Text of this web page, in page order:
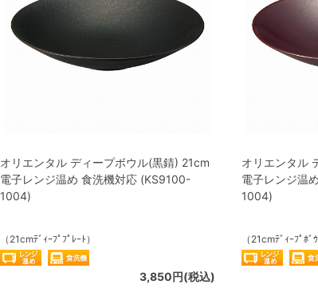
オリエンタル ディープボウル(黒錆) 21cm
電子レンジ温め 食洗機対応 (KS9100-
1004)
（21cmﾃﾞｨｰﾌﾟﾌﾟﾚｰﾄ）
3,850円(税込)
オリエンタル
電子レンジ温
1004)
（21cmﾃﾞｨｰﾌﾟﾎﾞｳ